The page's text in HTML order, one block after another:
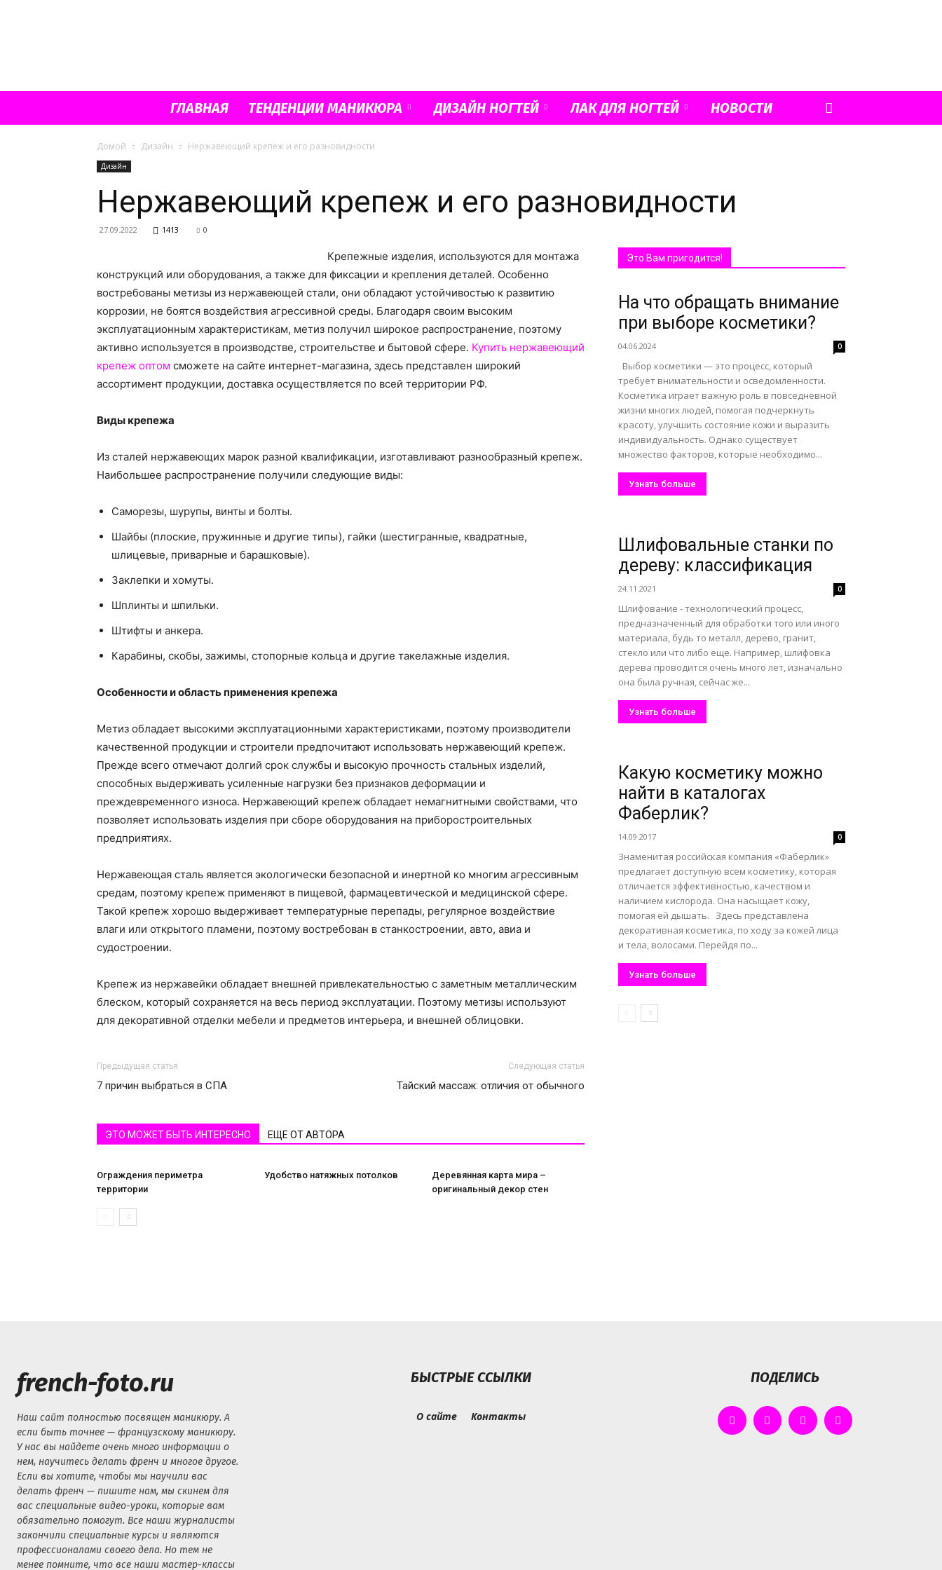
Французский
и
все
о
нем
ГЛАВНАЯ ТЕНДЕНЦИИ МАНИКЮРА ДИЗАЙН НОГТЕЙ ЛАК ДЛЯ НОГТЕЙ НОВОСТИ
Домой Дизайн Нержавеющий крепеж и его разновидности
Дизайн
Нержавеющий крепеж и его разновидности
27.09.2022 1413 0
Крепежные изделия, используются для монтажа
конструкций или оборудования, а также для фиксации и крепления деталей. Особенно
востребованы метизы из нержавеющей стали, они обладают устойчивостью к развитию
коррозии, не боятся воздействия агрессивной среды. Благодаря своим высоким
эксплуатационным характеристикам, метиз получил широкое распространение, поэтому
активно используется в производстве, строительстве и бытовой сфере. Купить нержавеющий
крепеж оптом сможете на сайте интернет-магазина, здесь представлен широкий
ассортимент продукции, доставка осуществляется по всей территории РФ.
Виды крепежа
Из сталей нержавеющих марок разной квалификации, изготавливают разнообразный крепеж.
Наибольшее распространение получили следующие виды:
Саморезы, шурупы, винты и болты.
Шайбы (плоские, пружинные и другие типы), гайки (шестигранные, квадратные,
шлицевые, приварные и барашковые).
Заклепки и хомуты.
Шплинты и шпильки.
Штифты и анкера.
Карабины, скобы, зажимы, стопорные кольца и другие такелажные изделия.
Особенности и область применения крепежа
Метиз обладает высокими эксплуатационными характеристиками, поэтому производители
качественной продукции и строители предпочитают использовать нержавеющий крепеж.
Прежде всего отмечают долгий срок службы и высокую прочность стальных изделий,
способных выдерживать усиленные нагрузки без признаков деформации и
преждевременного износа. Нержавеющий крепеж обладает немагнитными свойствами, что
позволяет использовать изделия при сборе оборудования на приборостроительных
предприятиях.
Нержавеющая сталь является экологически безопасной и инертной ко многим агрессивным
средам, поэтому крепеж применяют в пищевой, фармацевтической и медицинской сфере.
Такой крепеж хорошо выдерживает температурные перепады, регулярное воздействие
влаги или открытого пламени, поэтому востребован в станкостроении, авто, авиа и
судостроении.
Крепеж из нержавейки обладает внешней привлекательностью с заметным металлическим
блеском, который сохраняется на весь период эксплуатации. Поэтому метизы используют
для декоративной отделки мебели и предметов интерьера, и внешней облицовки.
Предыдущая статья
7 причин выбраться в СПА
Следующая статья
Тайский массаж: отличия от обычного
ЭТО МОЖЕТ БЫТЬ ИНТЕРЕСНО ЕЩЕ ОТ АВТОРА
Ограждения периметра
территории
Удобство натяжных потолков
Деревянная карта мира –
оригинальный декор стен
Это Вам пригодится!
На что обращать внимание
при выборе косметики?
04.06.2024 0
Выбор косметики — это процесс, который
требует внимательности и осведомленности.
Косметика играет важную роль в повседневной
жизни многих людей, помогая подчеркнуть
красоту, улучшить состояние кожи и выразить
индивидуальность. Однако существует
множество факторов, которые необходимо...
Узнать больше
Шлифовальные станки по
дереву: классификация
24.11.2021 0
Шлифование - технологический процесс,
предназначенный для обработки того или иного
материала, будь то металл, дерево, гранит,
стекло или что либо еще. Например, шлифовка
дерева проводится очень много лет, изначально
она была ручная, сейчас же...
Узнать больше
Какую косметику можно
найти в каталогах
Фаберлик?
14.09.2017 0
Знаменитая российская компания «Фаберлик»
предлагает доступную всем косметику, которая
отличается эффективностью, качеством и
наличием кислорода. Она насыщает кожу,
помогая ей дышать. Здесь представлена
декоративная косметика, по ходу за кожей лица
и тела, волосами. Перейдя по...
Узнать больше
french-foto.ru
Наш сайт полностью посвящен маникюру. А
если быть точнее — французскому маникюру.
У нас вы найдете очень много информации о
нем, научитесь делать френч и многое другое.
Если вы хотите, чтобы мы научили вас
делать френч — пишите нам, мы скинем для
вас специальные видео-уроки, которые вам
обязательно помогут. Все наши журналисты
закончили специальные курсы и являются
профессионалами своего дела. Но тем не
менее помните, что все наши мастер-классы
БЫСТРЫЕ ССЫЛКИ
О сайте Контакты
ПОДЕЛИСЬ